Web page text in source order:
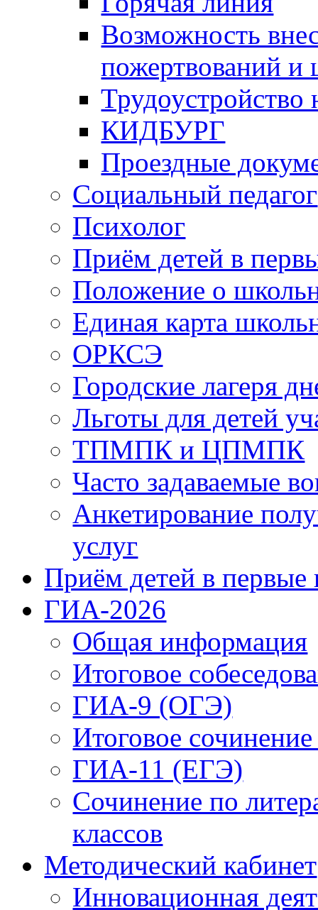
Возможность
пожертвований и
КИДБУРГ
Проездные
Социальный педагог
Психолог
Приём детей в
Положение о
Единая карта
ОРКСЭ
Городские лагеря
Льготы для детей
ТПМПК и ЦПМПК
Часто задаваемые
Анкетирование
услуг
Приём детей в первые
ГИА-2026
Общая информация
Итоговое
ГИА-9 (ОГЭ)
Итоговое
ГИА-11 (ЕГЭ)
Сочинение по
классов
Методический кабинет
Инновационная